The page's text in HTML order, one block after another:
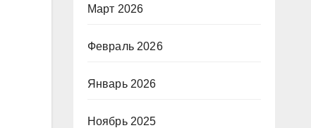
Март 2026
Февраль 2026
Январь 2026
Ноябрь 2025